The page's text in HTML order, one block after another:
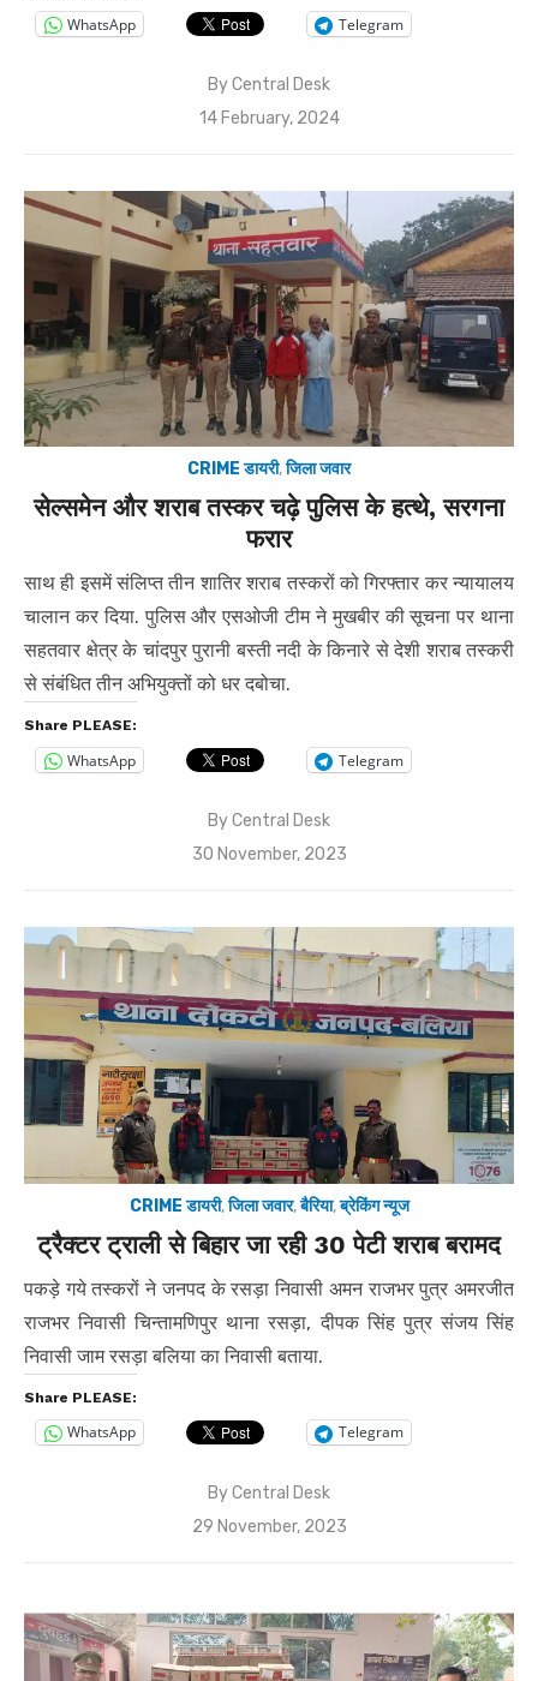
WhatsApp Telegram
ByCentral Desk
Posted
14 February, 2024
CRIME डायरी,जिला जवार
सेल्समेन और शराब तस्कर चढ़े पुलिस के हत्थे, सरगना
फरार
साथ ही इसमें संलिप्त तीन शातिर शराब तस्करों को गिरफ्तार कर न्यायालय
चालान कर दिया. पुलिस और एसओजी टीम ने मुखबीर की सूचना पर थाना
सहतवार क्षेत्र के चांदपुर पुरानी बस्ती नदी के किनारे से देशी शराब तस्करी
से संबंधित तीन अभियुक्तों को धर दबोचा.
Share PLEASE:
WhatsApp Telegram
ByCentral Desk
Posted
30 November, 2023
CRIME डायरी,जिला जवार,बैरिया,ब्रेकिंग न्यूज
ट्रैक्टर ट्राली से बिहार जा रही 30 पेटी शराब बरामद
पकड़े गये तस्करों ने जनपद के रसड़ा निवासी अमन राजभर पुत्र अमरजीत
राजभर निवासी चिन्तामणिपुर थाना रसड़ा, दीपक सिंह पुत्र संजय सिंह
निवासी जाम रसड़ा बलिया का निवासी बताया.
Share PLEASE:
WhatsApp Telegram
ByCentral Desk
Posted
29 November, 2023